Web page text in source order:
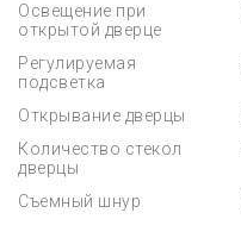
Освещение при
открытой дверце
Регулируемая
подсветка
Открывание дверцы
Количество стекол
дверцы
Съемный шнур